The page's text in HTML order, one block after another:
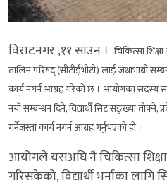
विराटनगर ,११ साउन । चिकित्सा
तालिम परिषद् (सीटीईभीटी) लाई जथाभाबी
कार्य नगर्न आग्रह गरेको छ । आयोगका सदस्य
नयाँ सम्बन्धन दिने, विद्यार्थी सिट सङ्ख्या तोक्ने,
गर्नेजस्ता कार्य नगर्न आग्रह गर्नुभएको हो ।
आयोगले यसअघि नै चिकित्सा
गरिसकेको, विद्यार्थी भर्नाका